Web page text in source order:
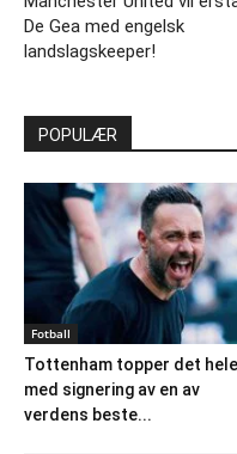
De Gea med engelsk
landslagskeeper!
POPULÆR
Fotball
Tottenham topper det hele
med signering av en av
verdens beste...